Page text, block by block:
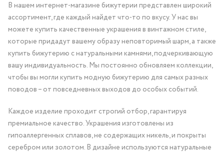
В нашем интернет-магазине бижутерии представлен широкий
ассортимент, где каждый найдет что-то по вкусу. У нас вы
можете купить качественные украшения в винтажном стиле,
которые придадут вашему образу неповторимый шарм, а также
купить бижутерию с натуральными камнями, подчеркивающую
вашу индивидуальность. Мы постоянно обновляем коллекции,
чтобы вы могли купить модную бижутерию для самых разных
поводов – от повседневных выходов до особых событий.
Каждое изделие проходит строгий отбор, гарантируя
премиальное качество. Украшения изготовлены из
гипоаллергенных сплавов, не содержащих никель, и покрыты
серебром или золотом. В дизайне используются натуральные